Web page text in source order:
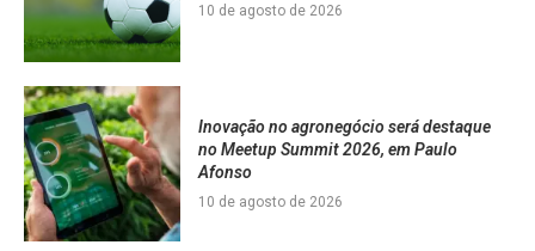
10 de agosto de 2026
Inovação no agronegócio será destaque
no Meetup Summit 2026, em Paulo
Afonso
10 de agosto de 2026